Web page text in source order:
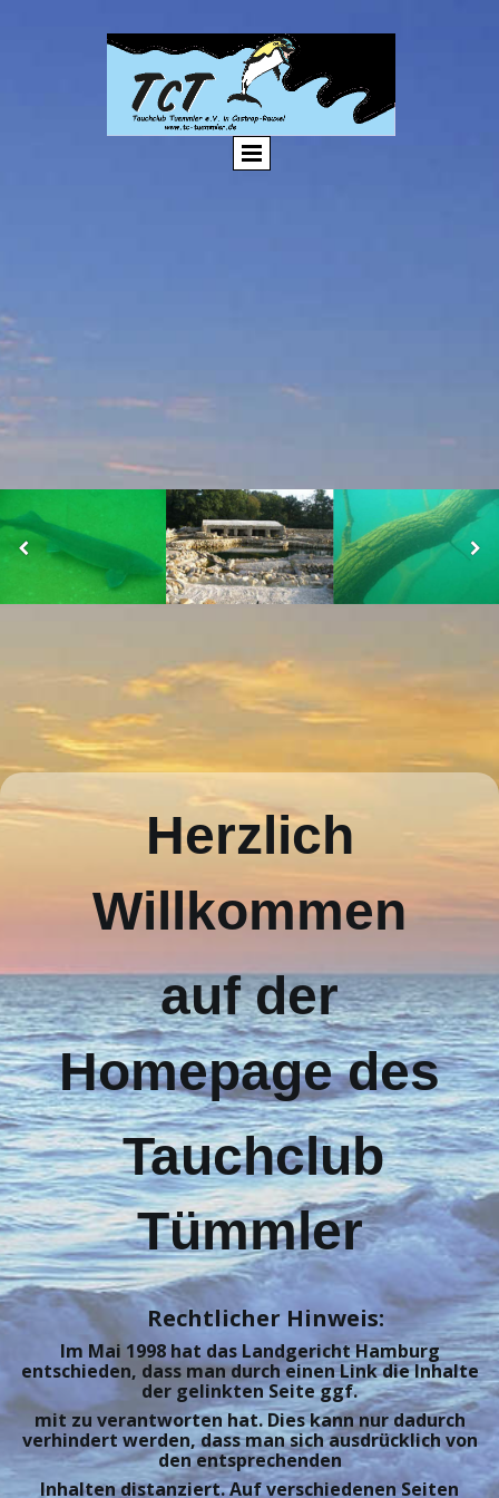
Herzlich
Willkommen
auf der
Homepage des
Tauchclub
Tümmler
Rechtlicher Hinweis:
Im Mai 1998 hat das Landgericht Hamburg
entschieden, dass man durch einen Link die Inhalte
der gelinkten Seite ggf.
mit zu verantworten hat. Dies kann nur dadurch
verhindert werden, dass man sich ausdrücklich von
den entsprechenden
Inhalten distanziert. Auf verschiedenen Seiten